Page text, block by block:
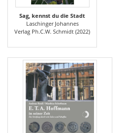
Sag, kennst du die Stadt
Laschinger Johannes
Verlag Ph.C.W. Schmidt (2022)